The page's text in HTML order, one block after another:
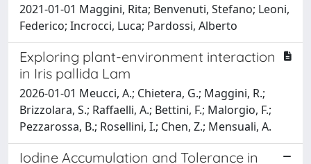
2021-01-01 Maggini, Rita; Benvenuti, Stefano; Leoni,
Federico; Incrocci, Luca; Pardossi, Alberto
Exploring plant-environment interaction
in Iris pallida Lam
2026-01-01 Meucci, A.; Chietera, G.; Maggini, R.;
Brizzolara, S.; Raffaelli, A.; Bettini, F.; Malorgio, F.;
Pezzarossa, B.; Rosellini, I.; Chen, Z.; Mensuali, A.
Iodine Accumulation and Tolerance in